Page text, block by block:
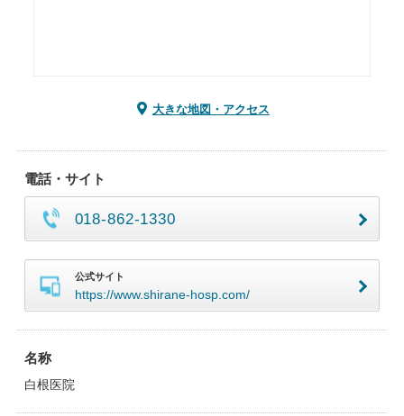
大きな地図・アクセス
電話・サイト
018-862-1330
公式サイト
https://www.shirane-hosp.com/
名称
白根医院